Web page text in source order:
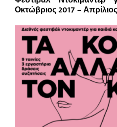
Οκτώβριος 2017 –